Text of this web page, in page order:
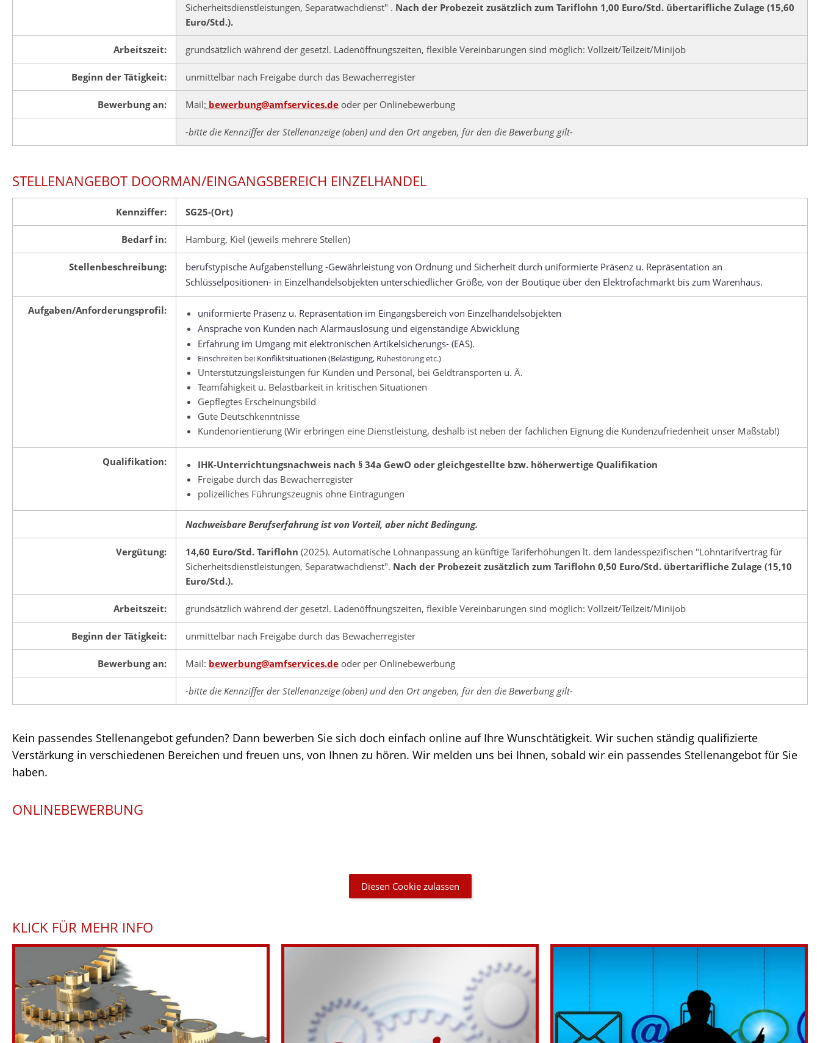
Sicherheitsdienstleistungen, Separatwachdienst" . Nach der Probezeit zusätzlich zum Tariflohn 1,00 Euro/Std. übertarifliche Zulage (15,60
Euro/Std.).
Arbeitszeit: grundsätzlich während der gesetzl. Ladenöffnungszeiten, flexible Vereinbarungen sind möglich: Vollzeit/Teilzeit/Minijob
Beginn der Tätigkeit: unmittelbar nach Freigabe durch das Bewacherregister
Bewerbung an: Mail: bewerbung@amfservices.de oder per Onlinebewerbung
-bitte die Kennziffer der Stellenanzeige (oben) und den Ort angeben, für den die Bewerbung gilt-
STELLENANGEBOT DOORMAN/EINGANGSBEREICH EINZELHANDEL
Kennziffer: SG25-(Ort)
Bedarf in: Hamburg, Kiel (jeweils mehrere Stellen)
Stellenbeschreibung: berufstypische Aufgabenstellung -Gewährleistung von Ordnung und Sicherheit durch uniformierte Präsenz u. Repräsentation an
Schlüsselpositionen- in Einzelhandelsobjekten unterschiedlicher Größe, von der Boutique über den Elektrofachmarkt bis zum Warenhaus.
Aufgaben/Anforderungsprofil:
uniformierte Präsenz u. Repräsentation im Eingangsbereich von Einzelhandelsobjekten
Ansprache von Kunden nach Alarmauslösung und eigenständige Abwicklung
Erfahrung im Umgang mit elektronischen Artikelsicherungs- (EAS).
Einschreiten bei Konfliktsituationen (Belästigung, Ruhestörung etc.)
Unterstützungsleistungen für Kunden und Personal, bei Geldtransporten u. Ä.
Teamfähigkeit u. Belastbarkeit in kritischen Situationen
Gepflegtes Erscheinungsbild
Gute Deutschkenntnisse
Kundenorientierung (Wir erbringen eine Dienstleistung, deshalb ist neben der fachlichen Eignung die Kundenzufriedenheit unser Maßstab!)
Qualifikation:
IHK-Unterrichtungsnachweis nach § 34a GewO oder gleichgestellte bzw. höherwertige Qualifikation
Freigabe durch das Bewacherregister
polizeiliches Führungszeugnis ohne Eintragungen
Nachweisbare Berufserfahrung ist von Vorteil, aber nicht Bedingung.
Vergütung: 14,60 Euro/Std. Tariflohn (2025). Automatische Lohnanpassung an künftige Tariferhöhungen lt. dem landesspezifischen "Lohntarifvertrag für
Sicherheitsdienstleistungen, Separatwachdienst". Nach der Probezeit zusätzlich zum Tariflohn 0,50 Euro/Std. übertarifliche Zulage (15,10
Euro/Std.).
Arbeitszeit: grundsätzlich während der gesetzl. Ladenöffnungszeiten, flexible Vereinbarungen sind möglich: Vollzeit/Teilzeit/Minijob
Beginn der Tätigkeit: unmittelbar nach Freigabe durch das Bewacherregister
Bewerbung an: Mail: bewerbung@amfservices.de oder per Onlinebewerbung
-bitte die Kennziffer der Stellenanzeige (oben) und den Ort angeben, für den die Bewerbung gilt-
Kein passendes Stellenangebot gefunden? Dann bewerben Sie sich doch einfach online auf Ihre Wunschtätigkeit. Wir suchen ständig qualifizierte
Verstärkung in verschiedenen Bereichen und freuen uns, von Ihnen zu hören. Wir melden uns bei Ihnen, sobald wir ein passendes Stellenangebot für Sie
haben.
ONLINEBEWERBUNG
Diesen Cookie zulassen
KLICK FÜR MEHR INFO